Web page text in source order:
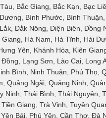
Bắc Giang, Bắc Kạn, Bạc
Bình Phước, Bình
Đắk Nông, Điện Biên, Đồng
Hà Nam, Hà Tĩnh, Hải
Yên, Khánh Hòa, Kiên
Lạng Sơn, Lào Cai, Long
Bình, Ninh Thuận, Phú Thọ,
Quảng Ngãi, Quảng Ninh,
Ninh, Thái Bình, Thái Nguyên,
Giang, Trà Vinh, Tuyên
Bái, Phú Yên, Cần Thơ, Đà